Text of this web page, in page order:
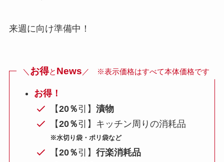
来週に向け準備中！
＼ お得と News ／ ※表示価格はすべて本体価格です
お得！
【20％引】 漬物
【20％引】キッチン周りの消耗品
※水切り袋・ポリ袋など
【20％引】 行楽消耗品